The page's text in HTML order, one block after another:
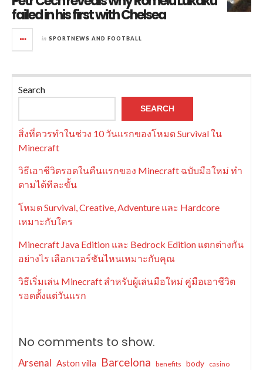
failed in his first with Chelsea
in SPORTNEWS AND FOOTBALL
Search
SEARCH
สิ่งที่ควรทำในช่วง 10 วันแรกของโหมด Survival ใน
Minecraft
วิธีเอาชีวิตรอดในคืนแรกของ Minecraft ฉบับมือใหม่ ทำ
ตามได้ทีละขั้น
โหมด Survival, Creative, Adventure และ Hardcore
เหมาะกับใคร
Minecraft Java Edition และ Bedrock Edition แตกต่างกัน
อย่างไร เลือกเวอร์ชันไหนเหมาะกับคุณ
วิธีเริ่มเล่น Minecraft สำหรับผู้เล่นมือใหม่ คู่มือเอาชีวิต
รอดตั้งแต่วันแรก
No comments to show.
Arsenal Aston villa Barcelona benefits body casino